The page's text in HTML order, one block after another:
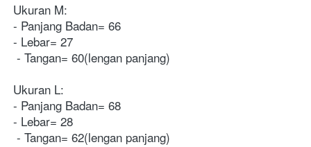
Ukuran M:
- Panjang Badan= 66
- Lebar= 27
- Tangan= 60(lengan panjang)
Ukuran L:
- Panjang Badan= 68
- Lebar= 28
- Tangan= 62(lengan panjang)